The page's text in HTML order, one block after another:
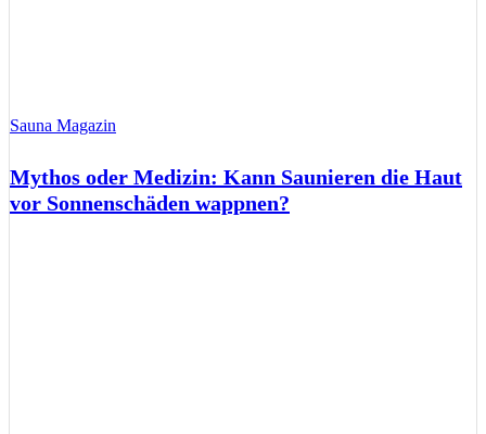
Sauna Magazin
Mythos oder Medizin: Kann Saunieren die Haut
vor Sonnenschäden wappnen?